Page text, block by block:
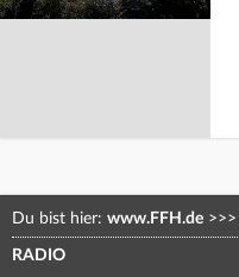
Du bist hier: www.FFH.de >>>
RADIO